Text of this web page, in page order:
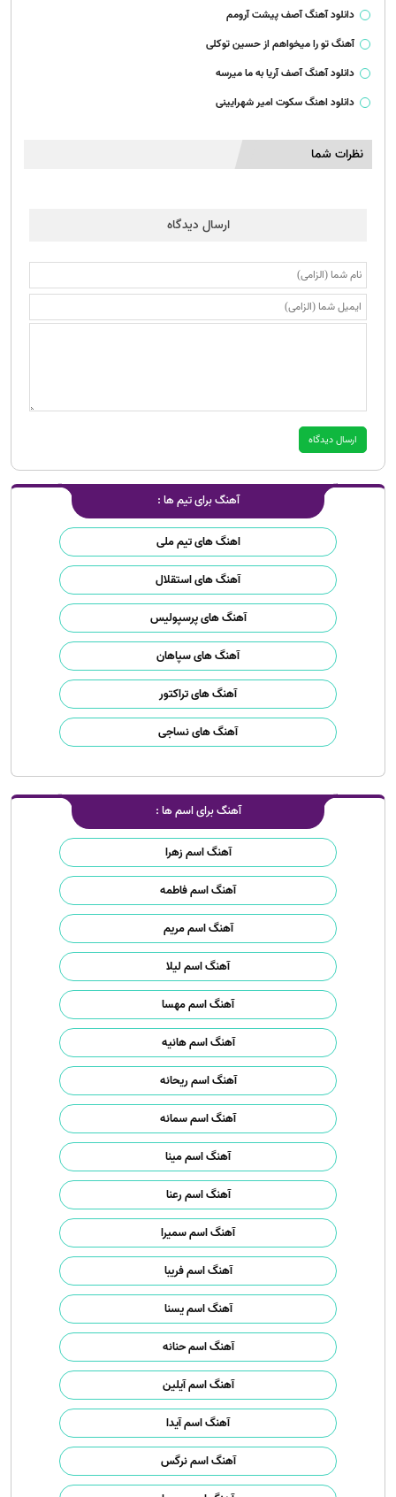
آهنگ برای تیم ها :
اهنگ های تیم ملی
آهنگ های استقلال
آهنگ های پرسپولیس
آهنگ های سپاهان
آهنگ های تراکتور
آهنگ های نساجی
آهنگ برای اسم ها :
آهنگ اسم زهرا
آهنگ اسم فاطمه
آهنگ اسم مریم
آهنگ اسم لیلا
آهنگ اسم مهسا
آهنگ اسم هانیه
آهنگ اسم ریحانه
آهنگ اسم سمانه
آهنگ اسم مینا
آهنگ اسم رعنا
آهنگ اسم سمیرا
آهنگ اسم فریبا
آهنگ اسم یسنا
آهنگ اسم حنانه
آهنگ اسم آیلین
آهنگ اسم آیدا
آهنگ اسم نرگس
دانلود آهنگ آصف پیشت آرومم
آهنگ تو را میخواهم از حسین توکلی
دانلود آهنگ آصف آریا به ما میرسه
دانلود اهنگ سکوت امیر شهرایینی
نظرات شما
ارسال دیدگاه